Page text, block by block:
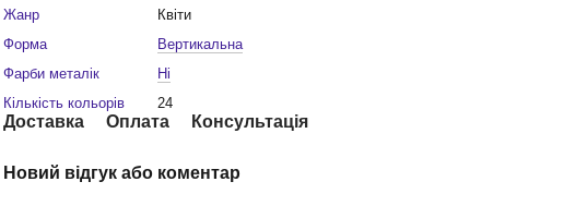
Жанр
Квіти
Форма
Вертикальна
Фарби металік
Ні
Кількість кольорів
24
Доставка Оплата Консультація
Новий відгук або коментар